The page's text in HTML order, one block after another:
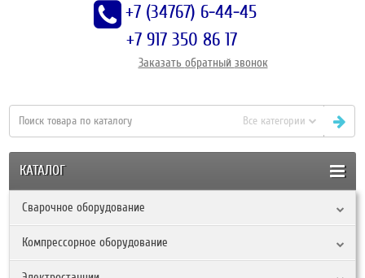
+7 (34767) 6-44-45
+7 917 350 86 17
Заказать обратный звонок
Все категории
КАТАЛОГ
Сварочное оборудование
Компрессорное оборудование